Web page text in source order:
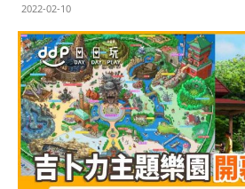
2022-02-10